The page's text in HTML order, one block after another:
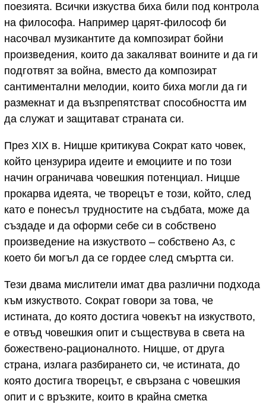
поезията. Всички изкуства биха били под контрола
на философа. Например царят-философ би
насочвал музикантите да композират бойни
произведения, които да закаляват воините и да ги
подготвят за война, вместо да композират
сантиментални мелодии, които биха могли да ги
размекнат и да възпрепятстват способността им
да служат и защитават страната си.
През XIX в. Ницше критикува Сократ като човек,
който цензурира идеите и емоциите и по този
начин ограничава човешкия потенциал. Ницше
прокарва идеята, че творецът е този, който, след
като е понесъл трудностите на съдбата, може да
създаде и да оформи себе си в собствено
произведение на изкуството – собствено Аз, с
което би могъл да се гордее след смъртта си.
Тези двама мислители имат два различни подхода
към изкуството. Сократ говори за това, че
истината, до която достига човекът на изкуството,
е отвъд човешкия опит и съществува в света на
божествено-рационалното. Ницше, от друга
страна, излага разбирането си, че истината, до
която достига творецът, е свързана с човешкия
опит и с връзките, които в крайна сметка